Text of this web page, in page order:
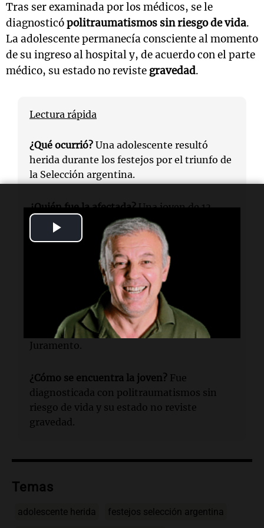
Video
Tras ser examinada por los médicos, se le
diagnosticópolitraumatismos sin riesgo de vida.
La adolescente permanecía consciente al momento
de su ingreso al hospital y, de acuerdo con el parte
médico, su estado no reviste gravedad.
Lectura rápida
¿Qué ocurrió? Una adolescente resultó
herida durante los festejos por el triunfo de
la Selección argentina.
¿Quién fue la afectada?Una joven de 13
años, asistida por su hermana de 20 años.
¿Cuándo sucedió?El incidente ocurrió cerca
de las 19.25 del martes.
¿Dónde tuvo lugar?En las inmediaciones
del Monumento Nacional a la Bandera,
específicamente en el puente del Pasaje
Juramento.
¿Cómo se encuentra la joven? Fue
diagnosticada con politraumatismos sin
riesgo de vida y su estado no reviste
gravedad.
Temas
adolescente herida festejos selección argentina